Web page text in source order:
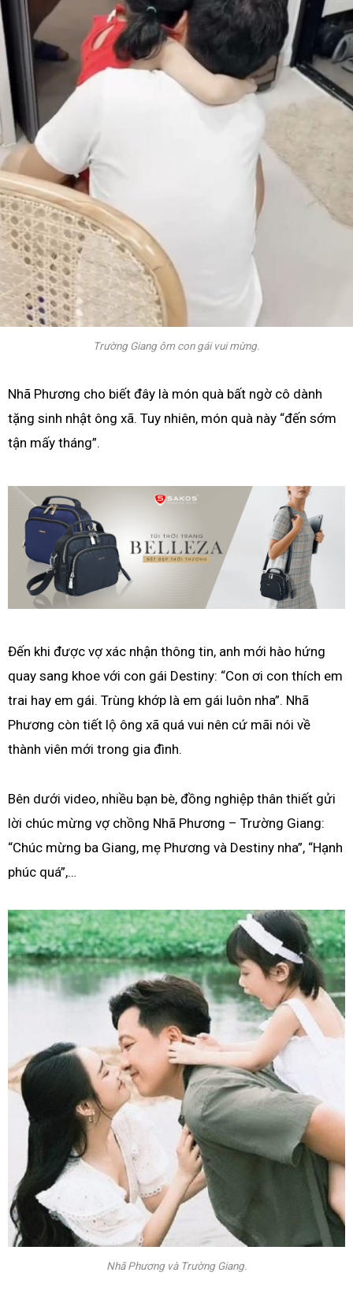
Trường Giang ôm con gái vui mừng.
Nhã Phương cho biết đây là món quà bất ngờ cô dành
tặng sinh nhật ông xã. Tuy nhiên, món quà này “đến sớm
tận mấy tháng”.
Đến khi được vợ xác nhận thông tin, anh mới hào hứng
quay sang khoe với con gái Destiny: “Con ơi con thích em
trai hay em gái. Trùng khớp là em gái luôn nha”. Nhã
Phương còn tiết lộ ông xã quá vui nên cứ mãi nói về
thành viên mới trong gia đình.
Bên dưới video, nhiều bạn bè, đồng nghiệp thân thiết gửi
lời chúc mừng vợ chồng Nhã Phương – Trường Giang:
“Chúc mừng ba Giang, mẹ Phương và Destiny nha”, “Hạnh
phúc quá”,…
Nhã Phương và Trường Giang.